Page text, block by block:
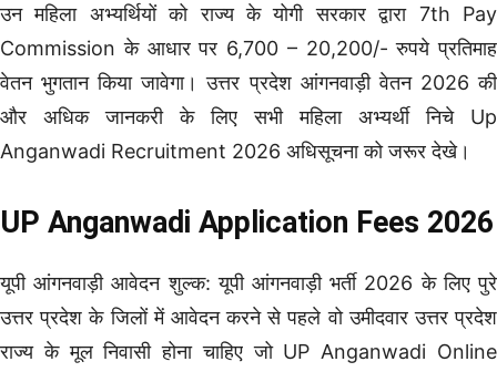
उन महिला अभ्यर्थियों को राज्य के योगी सरकार द्वारा 7th Pay
Commission के आधार पर 6,700 – 20,200/- रुपये प्रतिमाह
वेतन भुगतान किया जावेगा। उत्तर प्रदेश आंगनवाड़ी वेतन 2026 की
और अधिक जानकरी के लिए सभी महिला अभ्यर्थी निचे Up
Anganwadi Recruitment 2026 अधिसूचना को जरूर देखे।
UP Anganwadi Application Fees 2026
यूपी आंगनवाड़ी आवेदन शुल्क: यूपी आंगनवाड़ी भर्ती 2026 के लिए पुरे
उत्तर प्रदेश के जिलों में आवेदन करने से पहले वो उमीदवार उत्तर प्रदेश
राज्य के मूल निवासी होना चाहिए जो UP Anganwadi Online